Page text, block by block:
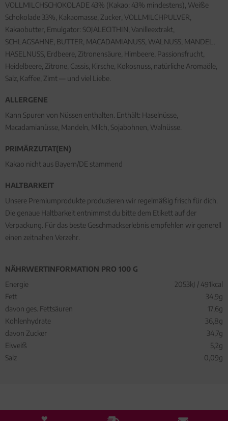
VOLLMILCHSCHOKOLADE 43% (Kakao: 43% mindestens), Weiße
Schokolade 33%, Kakaomasse, Zucker, VOLLMILCHPULVER,
Kakaobutter, Emulgator: SOJALECITHIN, Vanilleextrakt,
SCHLAGSAHNE, BUTTER, MACADAMIANUSS, WALNUSS, MANDEL,
HASELNUSS, Erdbeere, Zitronensäure, Himbeere, Passionsfrucht,
Heidelbeere, Zitrone, Cassis, Kirsche, Kokosnuss, natürliche Aromaöle,
Salz, Kaffee, Zimt — und viel Liebe.
ALLERGENE
Kann Spuren von Nüssen enthalten. Enthält: Haselnüsse,
Macadamianüsse, Mandeln, Milch, Sojabohnen, Walnüsse.
PRIMÄRZUTAT(EN)
Kakao nicht aus Bayern/DE stammend
HALTBARKEIT
Unsere Premiumprodukte produzieren wir regelmäßig frisch für dich.
Die genaue Haltbarkeit entnimmst du bitte dem Etikett auf der
Verpackung. Für das beste Geschmackserlebnis empfehlen wir generell
einen zeitnahen Verzehr.
NÄHRWERTINFORMATION PRO 100 G
Energie
2053kJ / 491kcal
Fett
34,9g
davon ges. Fettsäuren
17,6g
Kohlenhydrate
36,8g
davon Zucker
34,7g
Eiweiß
5,2g
Salz
0,09g